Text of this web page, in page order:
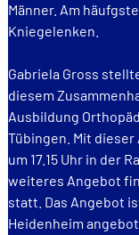
Männer. Am
Kniegelenken.
Gabriela Gross
diesem
Ausbildung
Tübingen. Mit dieser
um 17.15 Uhr in der
weiteres Angebot
statt. Das Angebot
Heidenheim